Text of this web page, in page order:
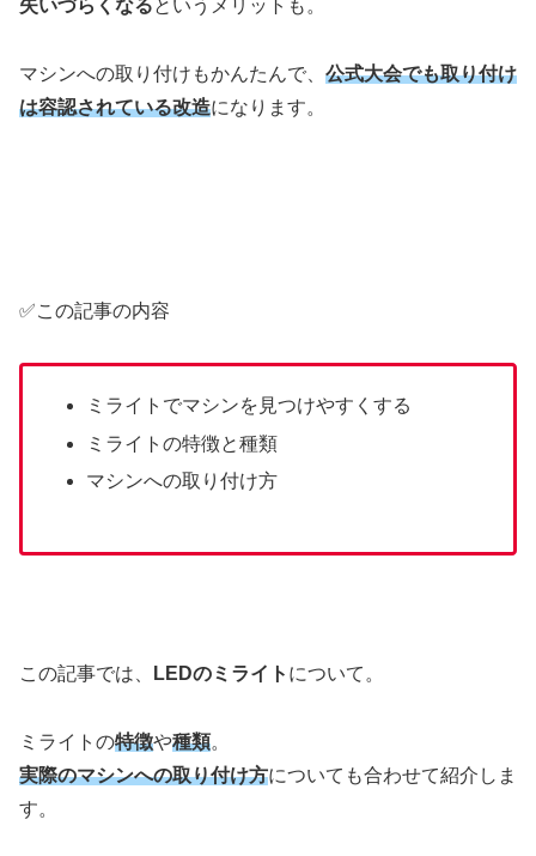
失いづらくなるというメリットも。
マシンへの取り付けもかんたんで、 公式大会でも取り付け
は容認されている改造になります。
✅この記事の内容
ミライトでマシンを見つけやすくする
ミライトの特徴と種類
マシンへの取り付け方
この記事では、 LEDのミライト について。
ミライトの特徴や種類。
実際のマシンへの取り付け方についても合わせて紹介しま
す。